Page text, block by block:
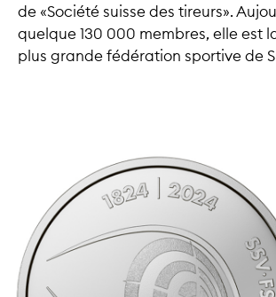
de «Société suisse des tireurs».
quelque 130 000 membres, elle est
plus grande fédération sportive de